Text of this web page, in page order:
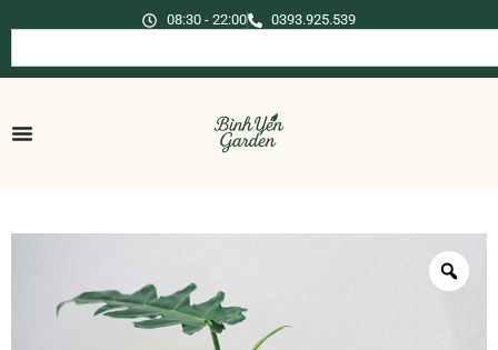
08:30 - 22:00 0393.925.539